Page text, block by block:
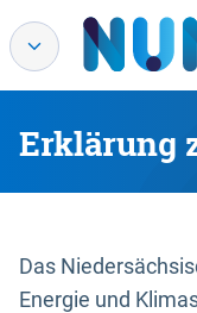
Erklärung
Das
Energie und